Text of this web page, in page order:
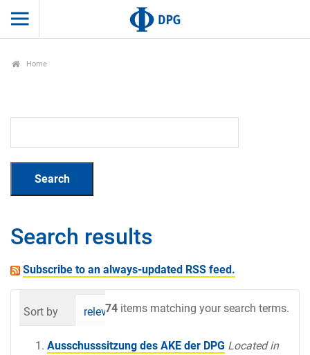
Home
Search results
Subscribe to an always-updated RSS feed.
74 items matching your search terms.
Sort by relevance date (newest first)
Ausschusssitzung des AKE der DPG Located in